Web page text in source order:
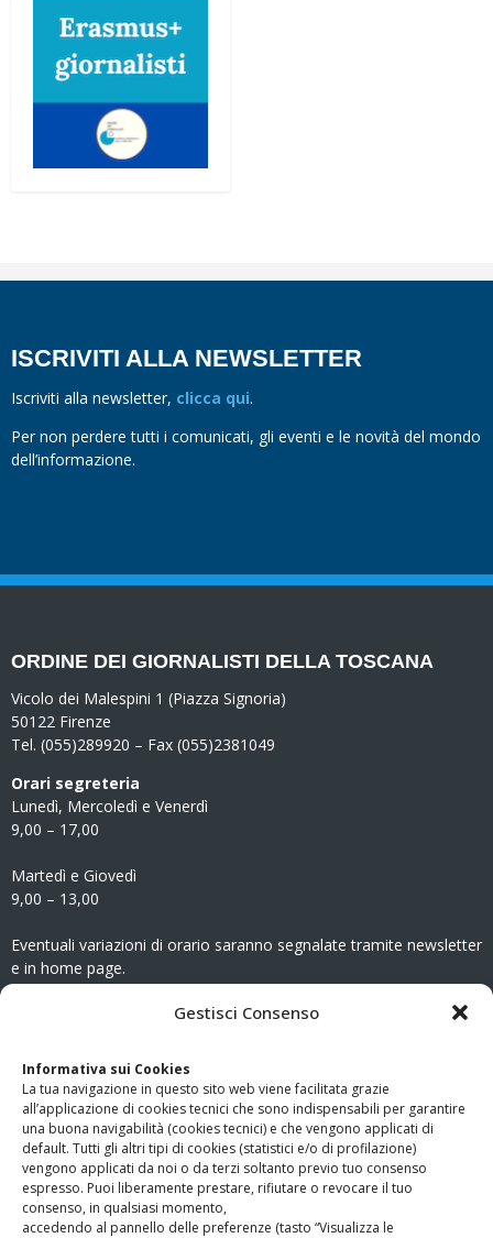
Gestisci Consenso
Informativa sui Cookies
La tua navigazione in questo sito web viene facilitata grazie
all’applicazione di cookies tecnici che sono indispensabili per garantire
una buona navigabilità (cookies tecnici) e che vengono applicati di
default. Tutti gli altri tipi di cookies (statistici e/o di profilazione)
vengono applicati da noi o da terzi soltanto previo tuo consenso
espresso. Puoi liberamente prestare, rifiutare o revocare il tuo
consenso, in qualsiasi momento,
accedendo al pannello delle preferenze (tasto “Visualizza le
ISCRIVITI ALLA NEWSLETTER
Iscriviti alla newsletter, clicca qui.
Per non perdere tutti i comunicati, gli eventi e le novità del mondo
dell’informazione.
ORDINE DEI GIORNALISTI DELLA TOSCANA
Vicolo dei Malespini 1 (Piazza Signoria)
50122 Firenze
Tel. (055)289920 – Fax (055)2381049
Orari segreteria
Lunedì, Mercoledì e Venerdì
9,00 – 17,00
Martedì e Giovedì
9,00 – 13,00
Eventuali variazioni di orario saranno segnalate tramite newsletter
e in home page.
www.odg.toscana.it – testata registrata presso il Tribunale di
Firenze al nr. 5208 dell’ 08.10.2002. Direttore responsabile:
Giampaolo Marchini – C.F. 80005790482
LINK UTILI